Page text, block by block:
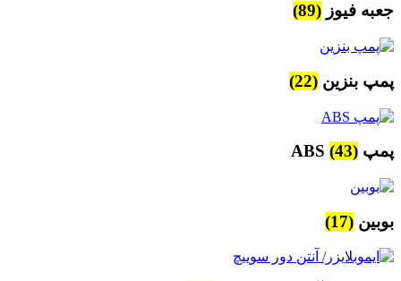
جعبه فیوز (89)
پمپ بنزین (22)
پمپ ABS (43)
بوبین (17)